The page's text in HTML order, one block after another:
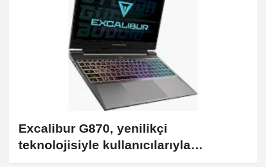
Excalibur G870, yenilikçi
teknolojisiyle kullanıcılarıyla
buluşuyor